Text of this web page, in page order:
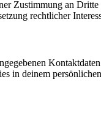
Zustimmung an
rechtlicher
in deinem